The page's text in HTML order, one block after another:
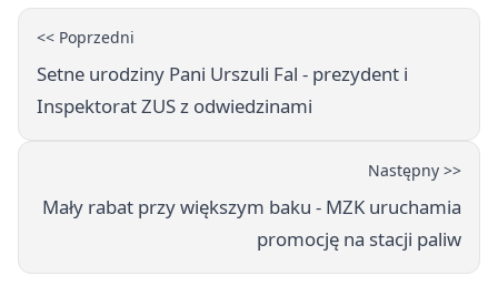
<< Poprzedni
Setne urodziny Pani Urszuli Fal - prezydent i
Inspektorat ZUS z odwiedzinami
Następny >>
Mały rabat przy większym baku - MZK uruchamia
promocję na stacji paliw